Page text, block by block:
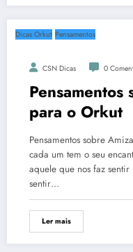
Dicas Orkut Pensamentos
CSN Dicas 0
para o Orkut
Pensamentos sobre
cada um tem o seu
aquele que nos faz
sentir…
Ler mais